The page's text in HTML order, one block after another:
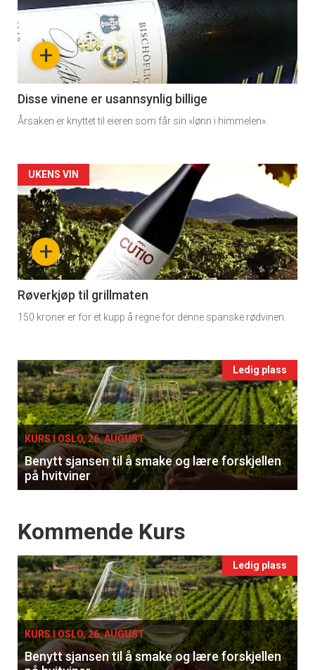
detail
-
section
11
Dagens
rett
2
+
Disse vinene er usannsynlig billige
Årsaken er knyttet til eieren som får sin «lønn i himmelen».
Artikler
detail
-
section
11
Ukens
vin
+
UKENS VIN
Røverkjøp til grillmaten
150 kroner er for et kupp å regne for denne spanske rødvinen.
Events
single
Ledig plass
KURS I OSLO, 26. AUGUST
Benytt sjansen til å smake og lære forskjellen
på hvitviner
Events
Kommende Kurs
Ledig plass
KURS I OSLO, 26. AUGUST
Benytt sjansen til å smake og lære forskjellen